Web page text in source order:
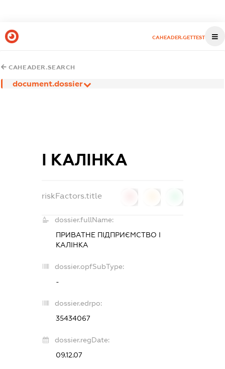
CAHEADER.GETTEST
CAHEADER.SEARCH
document.dossier
І КАЛІНКА
riskFactors.title
dossier.fullName:
ПРИВАТНЕ ПІДПРИЄМСТВО І
КАЛІНКА
dossier.opfSubType:
-
dossier.edrpo:
35434067
dossier.regDate:
09.12.07